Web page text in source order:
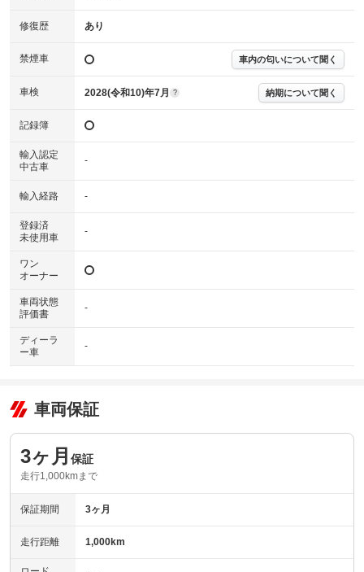
修復歴 あり
禁煙車 車内の匂いについて聞く
車検 2028(令和10)年7月 ? 納期について聞く
記録簿
輸入認定
中古車
-
輸入経路 -
登録済
未使用車
-
ワン
オーナー
車両状態
評価書
-
ディーラ
ー車
-
車両保証
3ヶ月 保証
走行1,000kmまで
保証期間 3ヶ月
走行距離 1,000km